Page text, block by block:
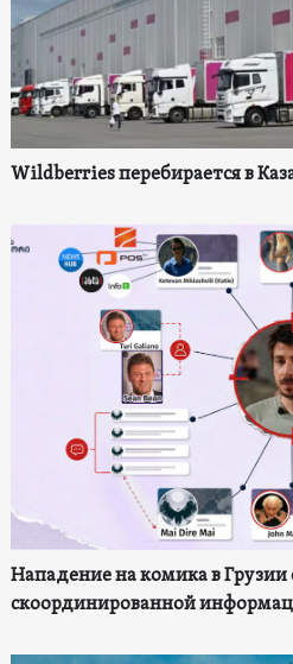
Wildberries перебирается в
Нападение на комика в
скоординированной